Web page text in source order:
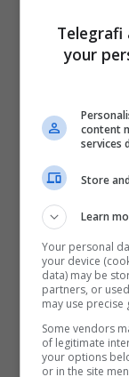
Christopher
Raheem Sterling
Domenico
Telegrafi
your
content
services
Store
Learn
Your personal
your device
data) may be
partners, or
may use
Some vendors
of legitimate
your options
or in the site